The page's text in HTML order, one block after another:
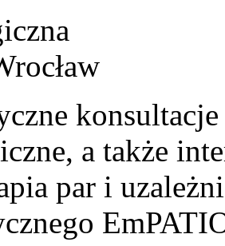
a także
par i